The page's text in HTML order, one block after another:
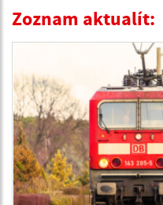
Zoznam aktualít: